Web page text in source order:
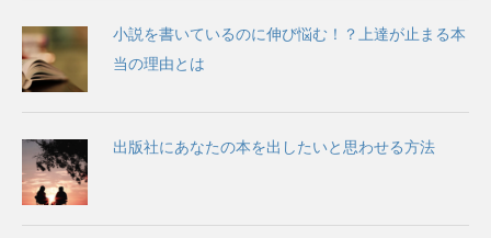
小説を書いているのに伸び悩む！？上達が止まる本
当の理由とは
出版社にあなたの本を出したいと思わせる方法